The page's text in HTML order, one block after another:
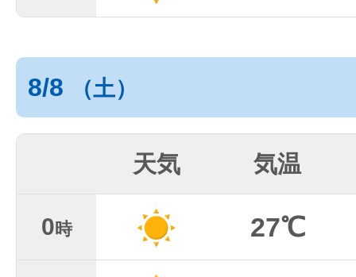
8/8 （土）
天気 気温
0時 27℃